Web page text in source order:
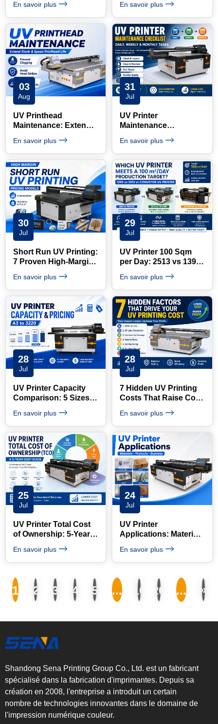
En savoir plus En savoir plus
03
Aug
UV Printhead
Maintenance: Extend
Life
En savoir plus
31
Jul
UV Printer
Maintenance
Weekly & Monthly
En savoir plus
30
Jul
Short Run UV Printing:
7 Proven High-Margin
En savoir plus
29
Jul
UV Printer 100 Sqm
per Day: 2513 vs 1390
En savoir plus
28
Jul
UV Printer Capacity
Comparison: 5 Sizes &
En savoir plus
28
Jul
7 Hidden UV Printing
Costs That Raise Cost
En savoir plus
25
Jul
UV Printer Total Cost
of Ownership: 5-Year
En savoir plus
24
Jul
UV Printer
Applications: Materials
En savoir plus
1 2 3 4 5 ... 10 20 ... »
Shandong Sena Printing Group Co., Ltd. est un fabricant
spécialisé dans la fabrication d'imprimantes. Depuis sa
création en 2008, l'entreprise a introduit un certain
nombre de technologies innovantes dans le domaine de
l'impression numérique couleur.